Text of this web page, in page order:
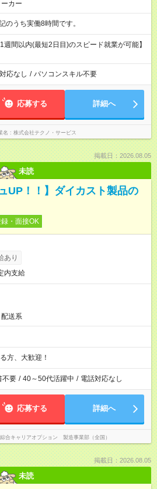
カー
※表記のうち実働8時間です。
週間以内(最短2日目)のスピード就業が可能】
応なし / パソコンスキル不要
応募する 詳細へ
名 株式会社テクノ・サービス
掲載日：2026.08.05
未読
UP！！】ダイカスト製品の
・面接OK
あり
内支給
送系
方、大歓迎！
不要 / 40～50代活躍中 / 電話対応なし
応募する 詳細へ
合キャリアオプション 製造事業部（全国）
掲載日：2026.08.05
未読